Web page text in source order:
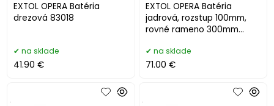
EXTOL OPERA Batéria
drezová 83018
na sklade
41.90 €
EXTOL OPERA Batéria
jadrová, rozstup 100mm,
rovné rameno 300mm
na sklade
71.00 €
. .